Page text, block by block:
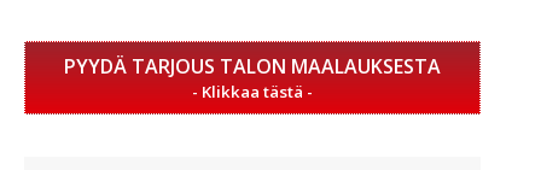
PYYDÄ TARJOUS TALON MAALAUKSESTA